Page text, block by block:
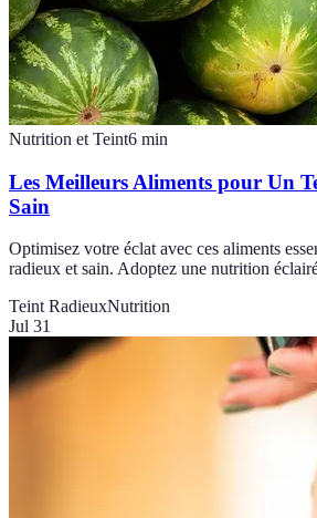
Nutrition et Teint6 min
Les Meilleurs Aliments pour Un
Sain
Optimisez votre éclat avec ces aliments
radieux et sain. Adoptez une nutrition
Teint RadieuxNutrition
Jul 31